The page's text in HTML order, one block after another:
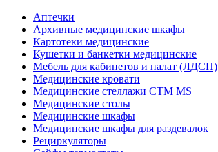
Аптечки
Архивные медицинские шкафы
Картотеки медицинские
Кушетки и банкетки медицинские
Мебель для кабинетов и палат (ЛДСП)
Медицинские кровати
Медицинские стеллажи CTM MS
Медицинские столы
Медицинские шкафы
Медицинские шкафы для раздевалок
Рециркуляторы